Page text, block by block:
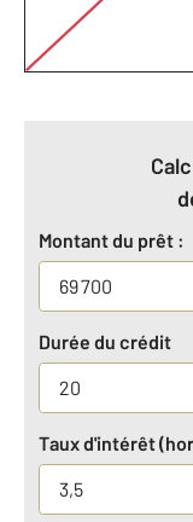
Montant du prêt :
Durée du crédit
Taux d'intérêt